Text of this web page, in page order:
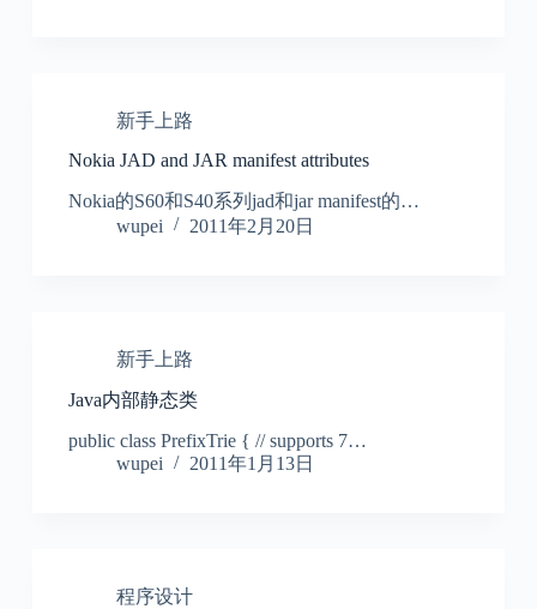
新手上路
Nokia JAD and JAR manifest attributes
Nokia的S60和S40系列jad和jar manifest的…
wupei
2011年2月20日
新手上路
Java内部静态类
public class PrefixTrie { // supports 7…
wupei
2011年1月13日
程序设计